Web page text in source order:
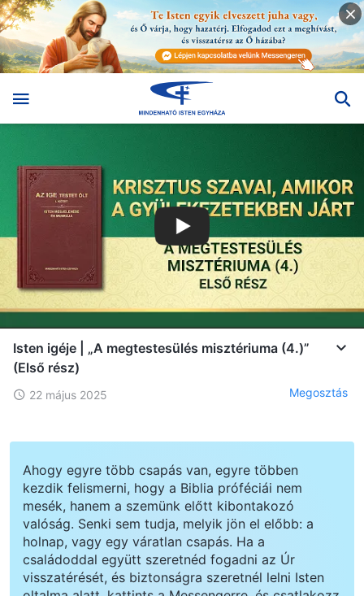
Isten igéje | „A megtestesülés misztériuma (4.)”
(Első rész)
22 május 2025 Megosztás
Ahogy egyre több csapás van, egyre többen
kezdik felismerni, hogy a Biblia próféciái nem
mesék, hanem a szemünk előtt kibontakozó
valóság. Senki sem tudja, melyik jön el előbb: a
holnap, vagy egy váratlan csapás. Ha a
családoddal együtt szeretnéd fogadni az Úr
visszatérését, és biztonságra szeretnél lelni Isten